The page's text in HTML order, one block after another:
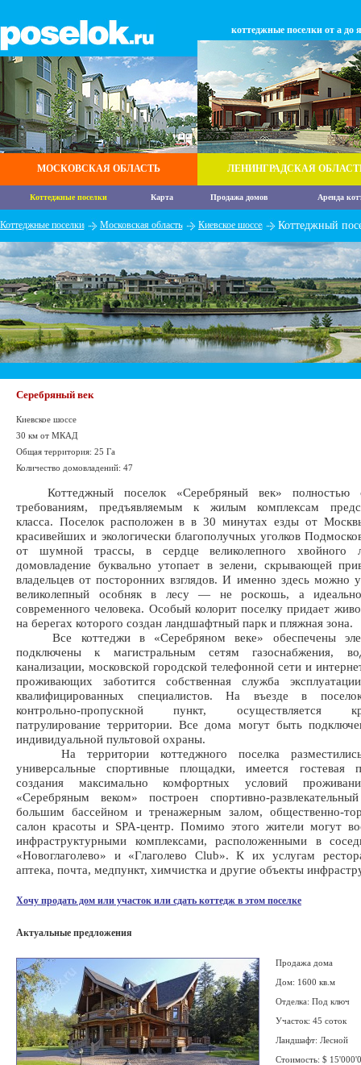
МОСКОВСКАЯ ОБЛАСТЬ
коттеджные поселки от а до я
ЛЕНИНГРАДСКАЯ
Коттеджные поселки Карта Продажа домов Аренда
Коттеджные поселки Московская область Киевское шоссе Коттеджный
Серебряный век
Киевское шоссе
30 км от МКАД
Общая территория: 25 Га
Количество домовладений: 47
Коттеджный поселок «Серебряный век» полностью
требованиям, предъявляемым к жилым комплексам
класса. Поселок расположен в в 30 минутах езды от
красивейших и экологически благополучных уголков
от шумной трассы, в сердце великолепного хвойного
домовладение буквально утопает в зелени, скрывающей
владельцев от посторонних взглядов. И именно здесь можно
великолепный особняк в лесу — не роскошь, а
современного человека. Особый колорит поселку придает
на берегах которого создан ландшафтный парк и пляжная зона.
Все коттеджи в «Серебряном веке» обеспечены
подключены к магистральным сетям газоснабжения,
канализации, московской городской телефонной сети и
проживающих заботится собственная служба
квалифицированных специалистов. На въезде в
контрольно-пропускной пункт, осуществляется
патрулирование территории. Все дома могут быть
индивидуальной пультовой охраны.
На территории коттеджного поселка
универсальные спортивные площадки, имеется гостевая
создания максимально комфортных условий
«Серебряным веком» построен спортивно-
большим бассейном и тренажерным залом, общественно-
салон красоты и SPA-центр. Помимо этого жители могут
инфраструктурными комплексами, расположенными в
«Новоглаголево» и «Глаголево Club». К их услугам
аптека, почта, медпункт, химчистка и другие объекты
Хочу продать дом или участок или сдать коттедж в этом поселке
Актуальные предложения
Продажа дома
Дом: 1600 кв.м
Отделка: Под ключ
Участок: 45 соток
Ландшафт: Лесной
Стоимость: $